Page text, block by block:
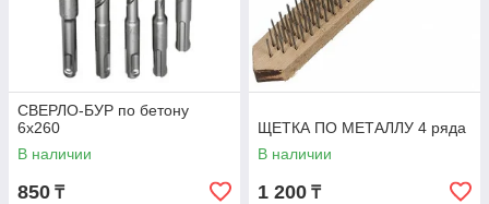
СВЕРЛО-БУР по бетону
6х260
В наличии
850 ₸
ЩЕТКА ПО МЕТАЛЛУ 4 ряда
В наличии
1 200 ₸